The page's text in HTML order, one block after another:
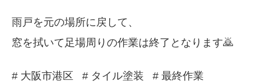
雨戸を元の場所に戻して、
窓を拭いて足場周りの作業は終了となります🙇
# 大阪市港区 # タイル塗装 # 最終作業